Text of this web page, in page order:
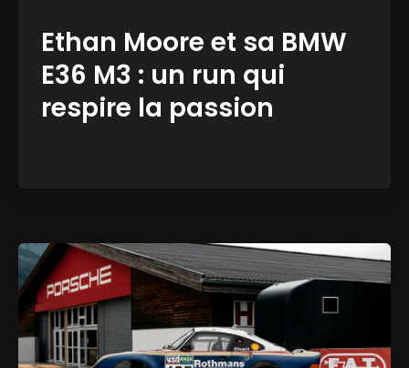
Ethan Moore et sa BMW
E36 M3 : un run qui
respire la passion